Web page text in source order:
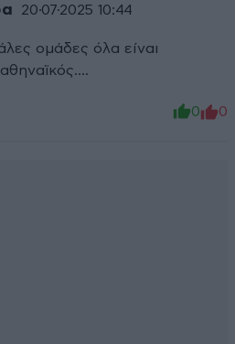
20·07·2025 10:44
ομάδες όλα είναι
0 0